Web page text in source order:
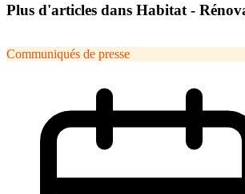
Plus d'articles dans Habitat -
Communiqués de presse